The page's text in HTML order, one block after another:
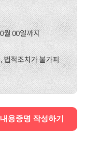
월 00일까지
법적조치가 불가피
용증명 작성하기